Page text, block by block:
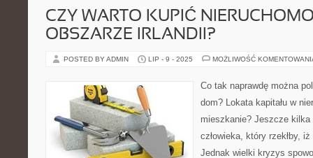
CZY WARTO KUPIĆ
OBSZARZE IRLANDII?
POSTED BY ADMIN LIP - 9 - 2025 MOŻLIWOŚĆ
Co tak naprawdę można
dom? Lokata kapitału w
mieszkanie? Jeszcze kilka
człowieka, który rzekłby,
Jednak wielki kryzys